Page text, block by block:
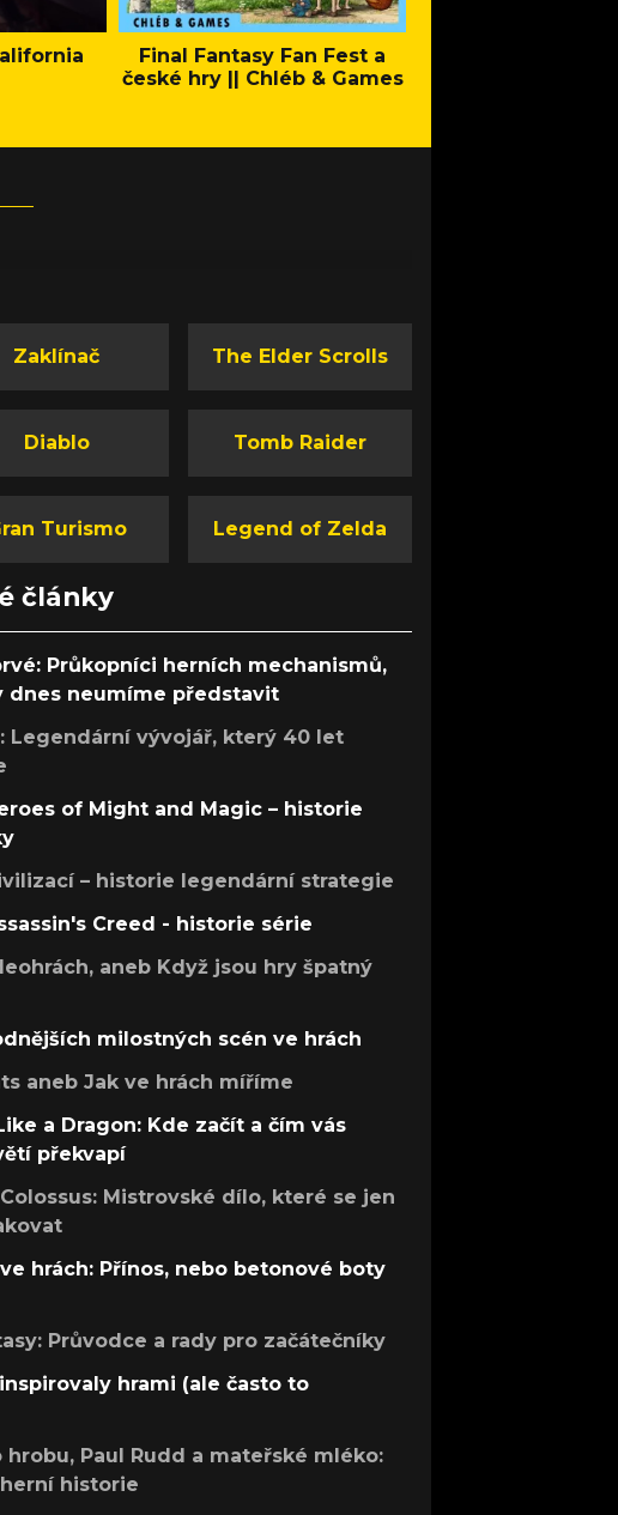
Final Fantasy Fan Fest a
české hry || Chléb & Games
Zaklínač The Elder Scrolls
Diablo Tomb Raider
Turismo Legend of Zelda
články
Průkopníci herních mechanismů,
dnes neumíme představit
Legendární vývojář, který 40 let
of Might and Magic – historie
– historie legendární strategie
Creed - historie série
aneb Když jsou hry špatný
milostných scén ve hrách
aneb Jak ve hrách míříme
a Dragon: Kde začít a čím vás
překvapí
Mistrovské dílo, které se jen
hrách: Přínos, nebo betonové boty
Průvodce a rady pro začátečníky
hrami (ale často to
Paul Rudd a mateřské mléko:
historie